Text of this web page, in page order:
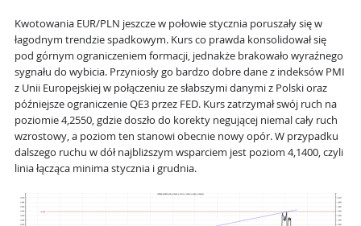
Kwotowania EUR/PLN jeszcze w połowie stycznia poruszały się w
łagodnym trendzie spadkowym. Kurs co prawda konsolidował się
pod górnym ograniczeniem formacji, jednakże brakowało wyraźnego
sygnału do wybicia. Przyniosły go bardzo dobre dane z indeksów PMI
z Unii Europejskiej w połączeniu ze słabszymi danymi z Polski oraz
późniejsze ograniczenie QE3 przez FED. Kurs zatrzymał swój ruch na
poziomie 4,2550, gdzie doszło do korekty negującej niemal cały ruch
wzrostowy, a poziom ten stanowi obecnie nowy opór. W przypadku
dalszego ruchu w dół najbliższym wsparciem jest poziom 4,1400, czyli
linia łącząca minima stycznia i grudnia.